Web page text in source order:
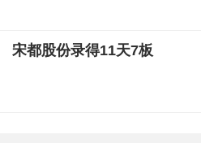
宋都股份录得11天7板